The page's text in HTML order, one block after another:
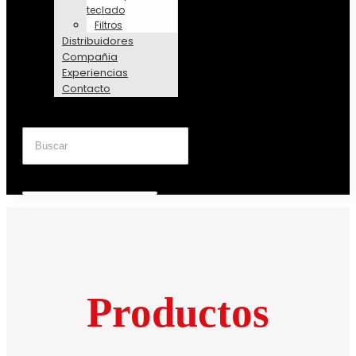
teclado
Filtros
Distribuidores
Compañia
Experiencias
Contacto
Productos